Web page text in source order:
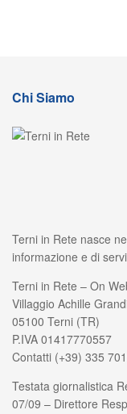
Chi Siamo
Terni in Rete nasce
informazione e di
Terni in Rete – On
Villaggio Achille
05100 Terni (TR)
P.IVA 01417770557
Contatti (+39) 335
Testata giornalistica
07/09 – Direttore